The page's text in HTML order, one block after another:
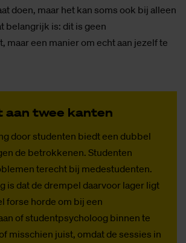
doen, maar het kan soms ook bij alleen
belangrijk is: dit is geen
maar een manier om echt aan jezelf te
aan twee kan­ten
door studenten biedt een dubbel
de betrokkenen. Studenten
terecht bij medestudenten.
is dat de drempel daarvoor lager ligt
forse horde om bij een
of studentpsycholoog binnen te
misschien juist, omdat de sessies in